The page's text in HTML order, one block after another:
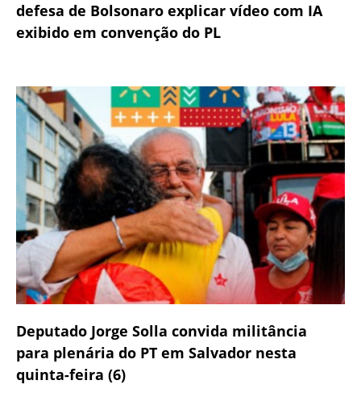
defesa de Bolsonaro explicar vídeo com IA
exibido em convenção do PL
Deputado Jorge Solla convida militância
para plenária do PT em Salvador nesta
quinta-feira (6)